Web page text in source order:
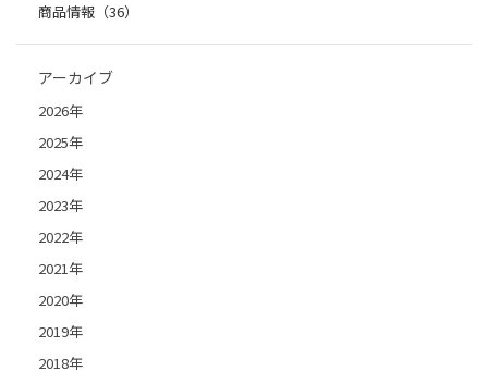
商品情報（36）
アーカイブ
2026年
2025年
2024年
2023年
2022年
2021年
2020年
2019年
2018年